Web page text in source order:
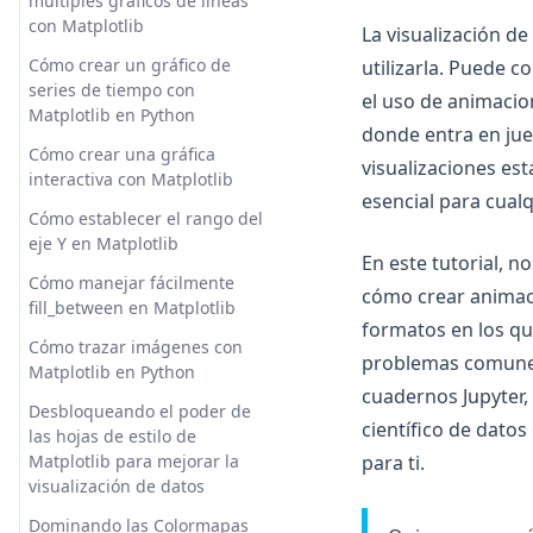
Alternatives Review
este increíble flujo de trabajo
Deciphering Pinecone AI:
Semantic Search
Desbloqueando el Potencial de
la Búsqueda Semántica
DragGAN AI Photo Editor: The
Future of Image Editing
Editor de fotos DragGAN AI: el
futuro de la edición de
imágenes
How to Make Your Own AI with
This Awesome Workflow
Chad GPT: Your Digital Guide
to Embodying the Alpha Male
Mindset
ChatAI: Tu asistente de chat
de IA personal
ChatAI: Your Personal AI Chat
Assistant
ChatGPT Context Window:
Desatando el poder del
contexto en los chatbots
ChatGPT Context Window:
Unleashing the Power of
ChatGPT as an Effective PDF
Summarizer: A Detailed Guide
ChatGPT como un resumidor
de PDF efectivo: Una guía
Demystifying Statistics and
Probability in Data Science
Desmistificando Estadísticas y
Probabilidades en Ciencia de
Datos
Everything You Need to Know
About Data Fusion
Explorando el panorama de la
ética en la ciencia de datos
Exploring the Landscape of
Ethics in Data Science
GWalkR: Explora tus datos con
una interfaz de visualización
interactiva en R
GWalkR: Explore your data
with interactive visualization
interface in R
con Matplotlib
Cómo crear un gráfico de
series de tiempo con
Matplotlib en Python
Cómo crear una gráfica
interactiva con Matplotlib
Cómo establecer el rango del
eje Y en Matplotlib
Cómo manejar fácilmente
fill_between en Matplotlib
Cómo trazar imágenes con
Matplotlib en Python
Desbloqueando el poder de
las hojas de estilo de
Matplotlib para mejorar la
visualización de datos
Dominando las Colormapas
La visualización
utilizarla. Puede
el uso de
donde entra en
visualizaciones
esencial para
En este tutorial,
cómo crear
formatos en los
problemas
cuadernos
científico de
para ti.